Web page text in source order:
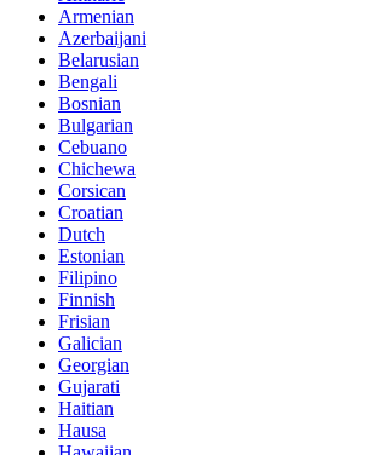
Armenian
Azerbaijani
Belarusian
Bengali
Bosnian
Bulgarian
Cebuano
Chichewa
Corsican
Croatian
Dutch
Estonian
Filipino
Finnish
Frisian
Galician
Georgian
Gujarati
Haitian
Hausa